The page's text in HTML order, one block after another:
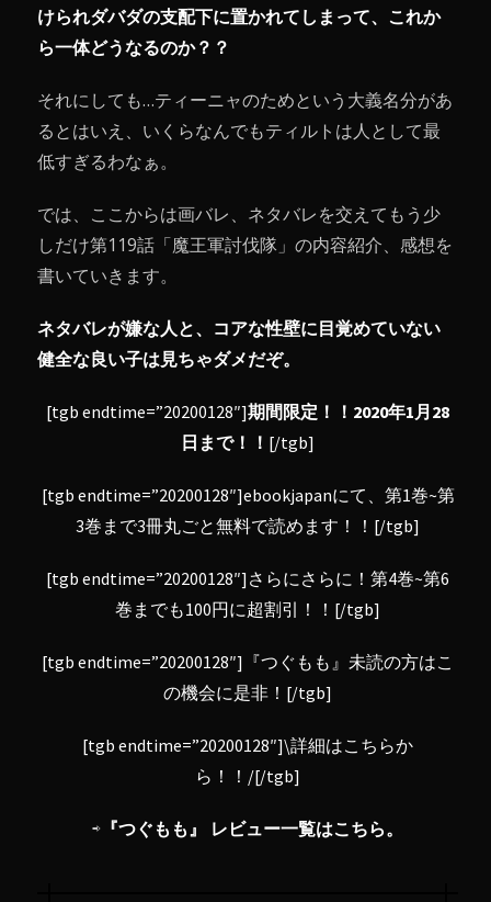
けられダバダの支配下に置かれてしまって、これか
ら一体どうなるのか？？
それにしても…ティーニャのためという大義名分があ
るとはいえ、いくらなんでもティルトは人として最
低すぎるわなぁ。
では、ここからは画バレ、ネタバレを交えてもう少
しだけ第119話「魔王軍討伐隊」の内容紹介、感想を
書いていきます。
ネタバレが嫌な人と、コアな性壁に目覚めていない
健全な良い子は見ちゃダメだぞ。
[tgb endtime=”20200128″]期間限定！！2020年1月28
日まで！！ [/tgb]
[tgb endtime=”20200128″]ebookjapanにて、第1巻~第
3巻まで3冊丸ごと無料で読めます！！[/tgb]
[tgb endtime=”20200128″]さらにさらに！第4巻~第6
巻までも100円に超割引！！[/tgb]
[tgb endtime=”20200128″]『つぐもも』未読の方はこ
の機会に是非！[/tgb]
[tgb endtime=”20200128″]\詳細はこちらか
ら！！ /[/tgb]
⇨ 『つぐもも』 レビュー一覧はこちら。